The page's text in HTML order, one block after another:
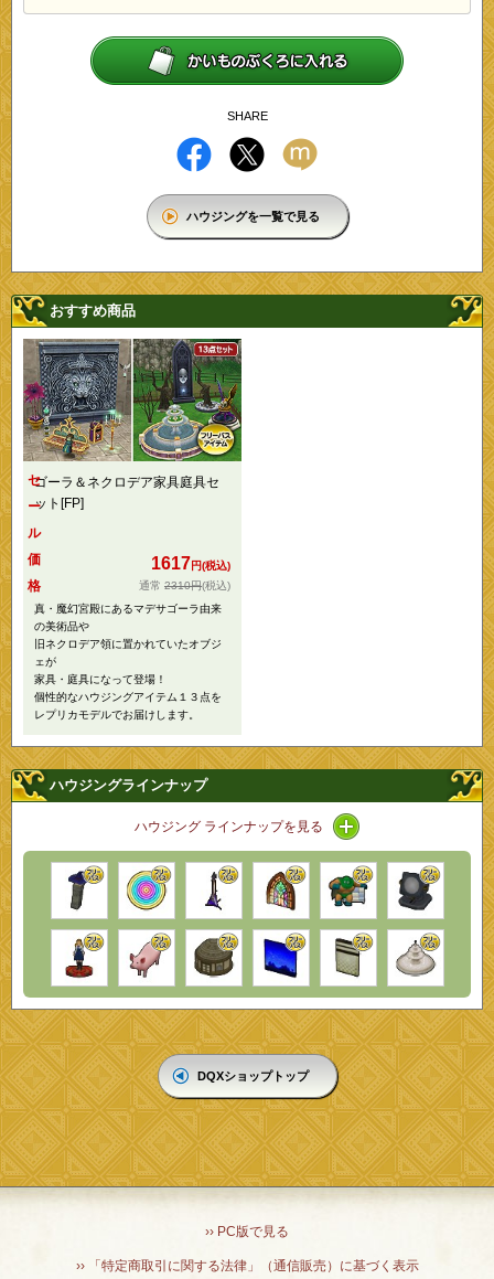
SHARE
ハウジングを一覧で見る
おすすめ商品
ゴーラ＆ネクロデア家具庭具セ
ット[FP]
セ
ー
ル
価
格
1617円(税込)
2310円(税込)
真・魔幻宮殿にあるマデサゴーラ由来
の美術品や
旧ネクロデア領に置かれていたオブジ
ェが
家具・庭具になって登場！
個性的なハウジングアイテム１３点を
レプリカモデルでお届けします。
ハウジングラインナップ
ハウジング ラインナップを見る アイコン / ラインナ
DQXショップトップ
›› PC版で見る
›› 「特定商取引に関する法律」（通信販売）に基づく表示